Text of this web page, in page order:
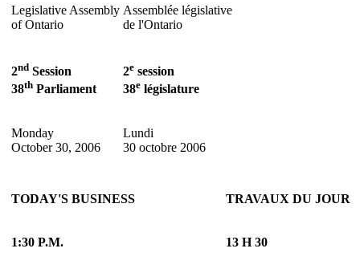
Legislative Assembly
of Ontario
Assemblée législative
de l'Ontario
2nd Session
38th Parliament
2e session
38e législature
Monday
October 30, 2006
Lundi
30 octobre 2006
TODAY'S BUSINESS TRAVAUX DU JOUR
1:30 P.M. 13 H 30